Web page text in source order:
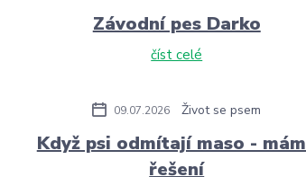
Závodní pes Darko
číst celé
09.07.2026 Život se psem
Když psi odmítají maso -
řešení